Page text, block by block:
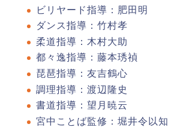
ビリヤード指導：肥田明
ダンス指導：竹村孝
柔道指導：木村大助
都々逸指導：藤本琇禎
琵琶指導：友吉鶴心
調理指導：渡辺隆史
書道指導：望月暁云
宮中ことば監修：堀井令以知